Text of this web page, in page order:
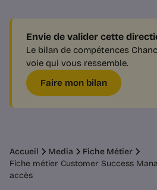
Envie de valider cette
Le bilan de compétences
voie qui vous ressemble.
Faire mon bilan
Accueil Media
Fiche Métier
Fiche métier Customer Success
accès